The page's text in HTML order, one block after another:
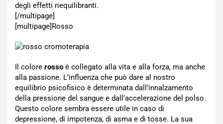
degli effetti riequilibranti.
[/multipage]
[multipage]Rosso
Il colore rosso è collegato alla vita e alla forza, ma anche
alla passione. L’influenza che può dare al nostro
equilibrio psicofisico è determinata dall’innalzamento
della pressione del sangue e dall’accelerazione del polso.
Questo colore sembra essere utile in caso di
depressione, di impotenza, di asma e di tosse. La sua